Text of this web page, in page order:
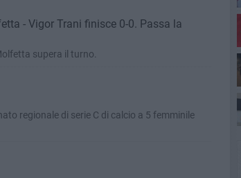
- Vigor Trani finisce 0-0. Passa la
supera il turno.
E’ nata la Pro Molfetta. Disputerà il campionato regionale di serie C di calcio a 5 femminile